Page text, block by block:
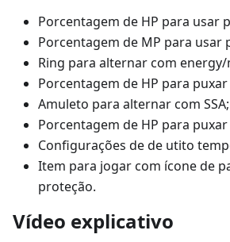
Porcentagem de HP para usar
Porcentagem de MP para usar
Ring para alternar com
Porcentagem de HP para
Amuleto para alternar com SSA;
Porcentagem de HP para puxar
Configurações de de utito
Item para jogar com ícone de
proteção.
Vídeo explicativo